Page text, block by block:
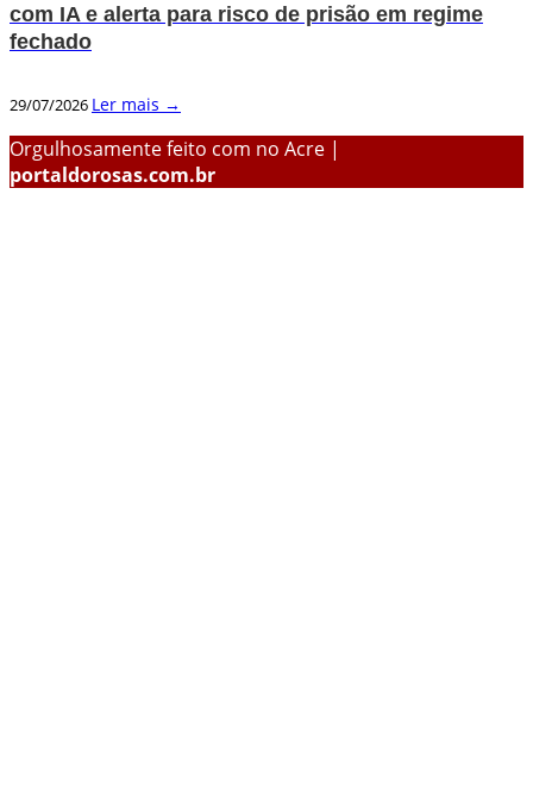
com IA e alerta para risco de prisão em regime
fechado
29/07/2026 Ler mais →
Orgulhosamente feito com no Acre |
portaldorosas.com.br